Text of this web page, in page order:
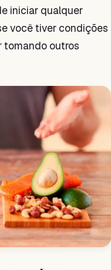
iniciar qualquer
você tiver condições
tomando outros